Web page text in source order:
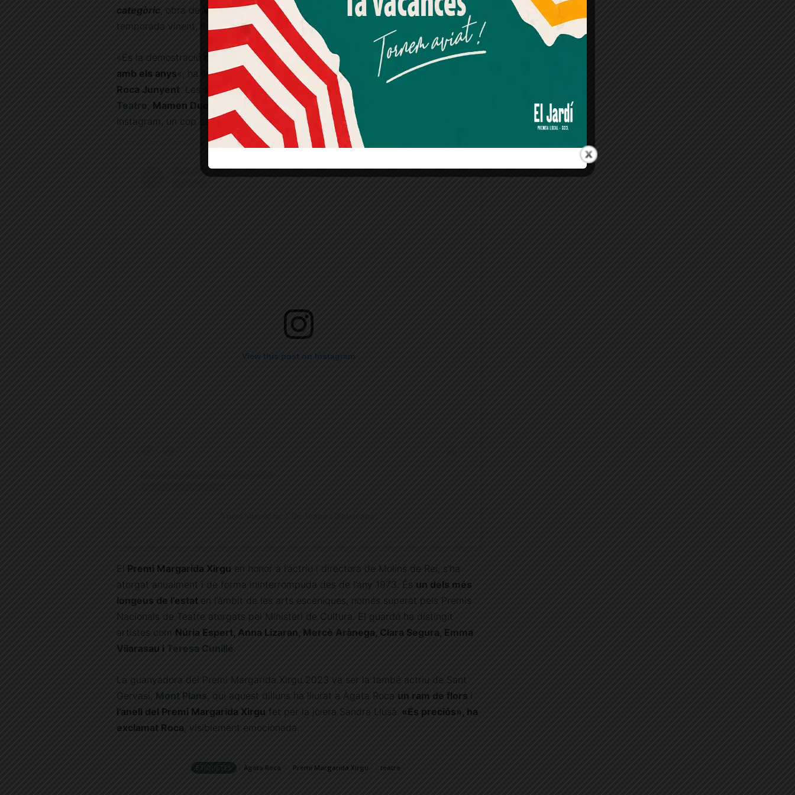
categòric, obra de Victoria Szpunberg
que tornarà a la cartellera a finals de la
temporada vinent, li ha valgut el reconeixement del jurat.
«És la demostració pràctica que
les actrius guanyen en matisos i expertesa
amb els anys«, ha lloat el jurat sobre Àgata Roca,familiar dels Maragall i dels
Roca Junyent . Les seves tres companyes de professió a la
Teatre, Mamen Duch, Carme Pla i Marta Pérez, fa dies que van celebrar-ho a
Instagram, un cop es va anunciar que seria ella qui rebria el guardó.
View this post on Instagram
El Premi Margarida Xirgu en honor a l’actriu i directora de Molins de Rei, s’ha
atorgat anualment i de forma ininterrompuda des de l’any 1973. És un dels més
longeus de l’estat en l’àmbit de les arts escèniques, només superat pels Premis
Nacionals de Teatre atorgats pel Ministeri de Cultura. El guardó ha distingit
artistes com Núria Espert, Anna Lizaran, Mercè Arànega, Clara Segura, Emma
Vilarasau i Teresa Cunillé
La guanyadora del Premi Margarida Xirgu 2023 va ser la també actriu de Sant
Gervasi, Mont Plans, qui aquest dilluns ha lliurat a Àgata Roca un ram de flors i
l’anell del Premi Margarida Xirgu fet per la joiera Sandra Llusà. «És preciós», ha
exclamat Roca, visiblement emocionada.
ETIQUETES Àgata Roca Premi Margarida Xirgu teatre
Més informació Acceptar Rebutjar tot
Quan l’usuari crea un compte al Diari el Jardí, dona el seu
consentiment explícit per rebre comunicacions
informatives relacionades amb el servei. Aquest
consentiment pot ser revocat en qualsevol moment
mitjançant l’enllaç de baixa present a tots els correus.